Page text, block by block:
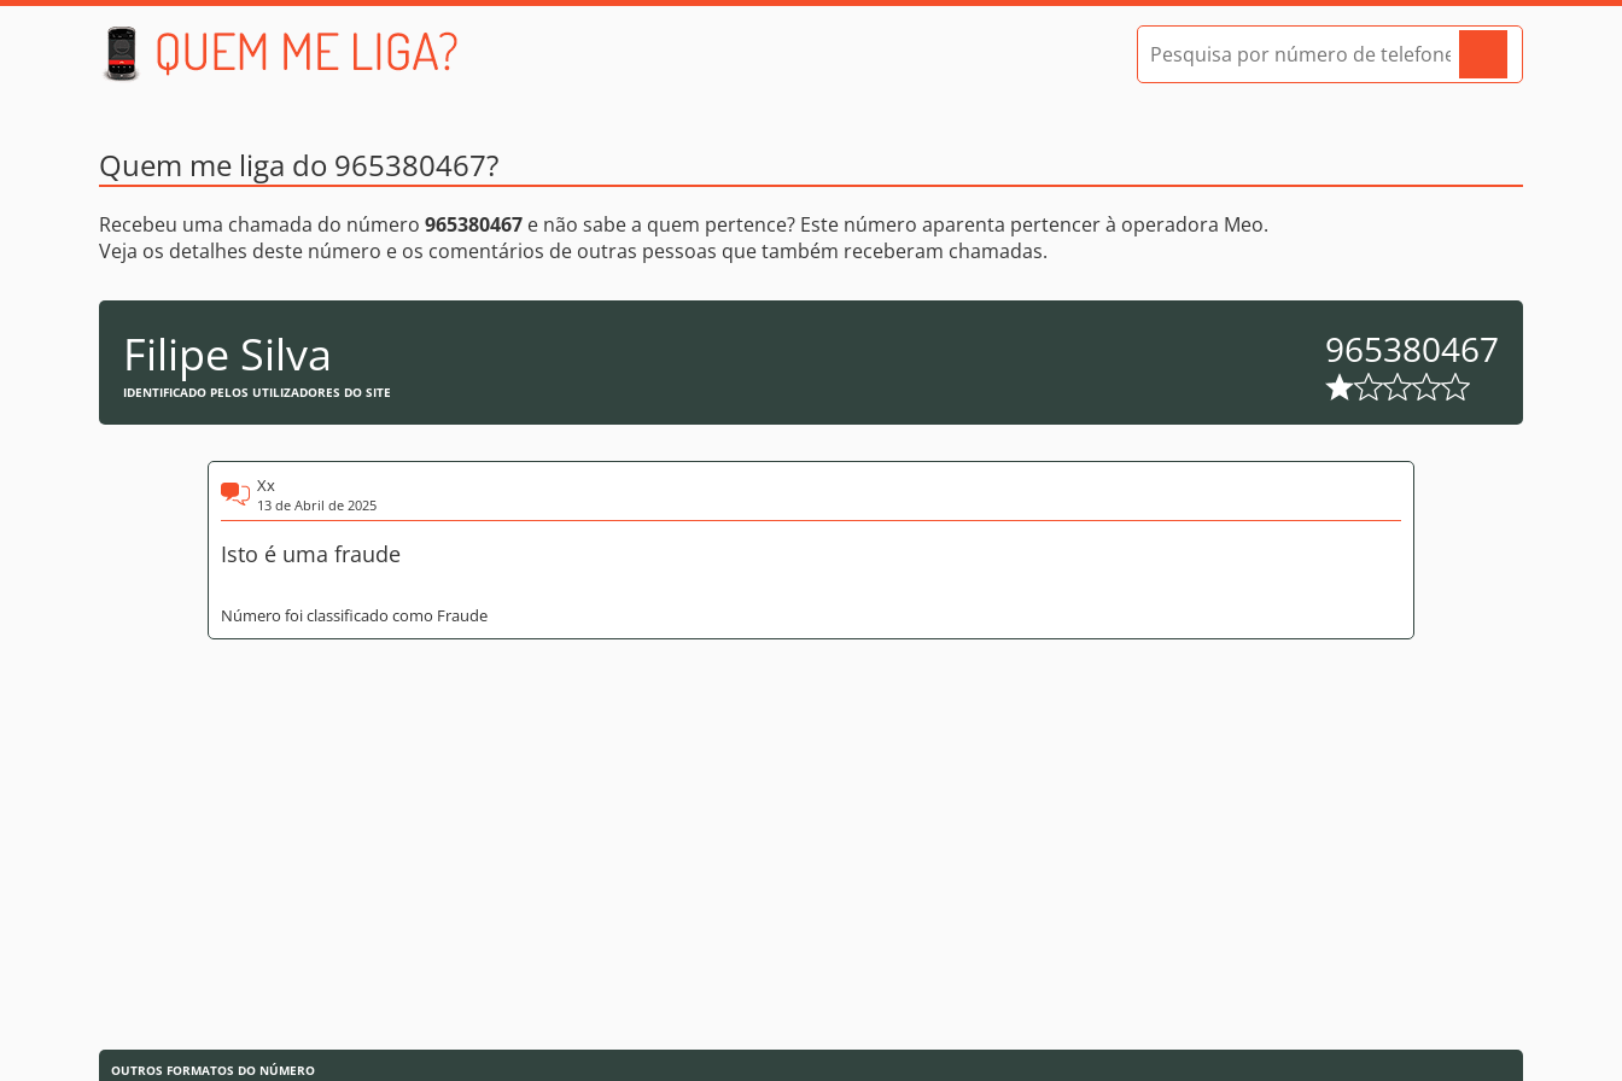
Quem me liga do 965380467?
Recebeu uma chamada do número 965380467 e não sabe a quem pertence? Este número aparenta pertencer à operadora Meo.
Veja os detalhes deste número e os comentários de outras pessoas que também receberam chamadas.
Filipe Silva
IDENTIFICADO PELOS UTILIZADORES DO SITE
965380467
Xx
13 de Abril de 2025
Isto é uma fraude
Número foi classificado como Fraude
OUTROS FORMATOS DO NÚMERO